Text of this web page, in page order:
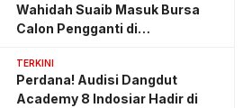
Wahidah Suaib Masuk Bursa
Calon Pengganti di
TERKINI
Perdana! Audisi Dangdut
Academy 8 Indosiar Hadir di